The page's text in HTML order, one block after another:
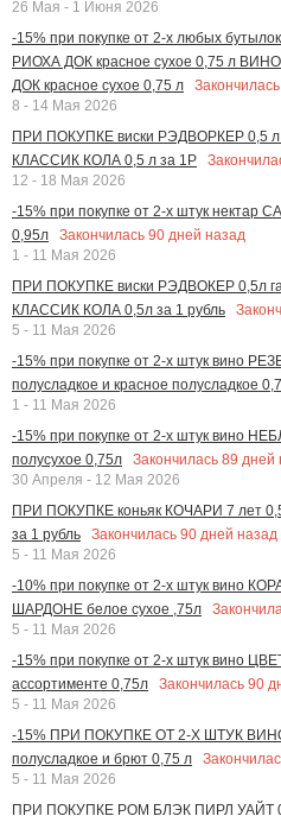
26 Мая - 1 Июня 2026
-15% при покупке от 2-х любых
РИОХА ДОК красное сухое 0,75 л
ДОК красное сухое 0,75 л
Закончилась
8 - 14 Мая 2026
ПРИ ПОКУПКЕ виски РЭДВОРКЕР 0,5
КЛАССИК КОЛА 0,5 л за 1Р
12 - 18 Мая 2026
-15% при покупке от 2-х штук
0,95л
Закончилась 90 дней назад
1 - 11 Мая 2026
ПРИ ПОКУПКЕ виски РЭДВОКЕР 0,5л
КЛАССИК КОЛА 0,5л за 1 рубль
5 - 11 Мая 2026
-15% при покупке от 2-х штук вино
полусладкое и красное полусладкое
1 - 11 Мая 2026
-15% при покупке от 2-х штук вино
полусухое 0,75л
Закончилась 89 дней
30 Апреля - 12 Мая 2026
ПРИ ПОКУПКЕ коньяк КОЧАРИ 7 лет
за 1 рубль
Закончилась 90 дней назад
5 - 11 Мая 2026
-10% при покупке от 2-х штук вино
ШАРДОНЕ белое сухое ,75л
5 - 11 Мая 2026
-15% при покупке от 2-х штук вино
ассортименте 0,75л
Закончилась 90
5 - 11 Мая 2026
-15% ПРИ ПОКУПКЕ ОТ 2-Х ШТУК
полусладкое и брют 0,75 л
5 - 11 Мая 2026
ПРИ ПОКУПКЕ РОМ БЛЭК ПИРЛ УАЙТ